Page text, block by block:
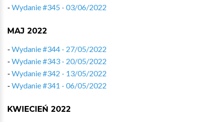
- Wydanie #345 - 03/06/2022
MAJ 2022
- Wydanie #344 - 27/05/2022
- Wydanie #343 - 20/05/2022
- Wydanie #342 - 13/05/2022
- Wydanie #341 - 06/05/2022
KWIECIEŃ 2022